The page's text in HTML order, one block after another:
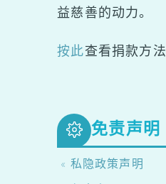
益慈善的动力。
按此查看捐款方法
免责声明
« 私隐政策声明